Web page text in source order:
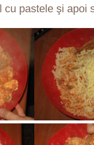
cu pastele şi apoi